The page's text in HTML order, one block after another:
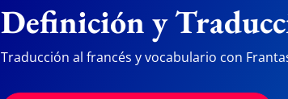
Definición y
Traducción al francés y vocabulario con